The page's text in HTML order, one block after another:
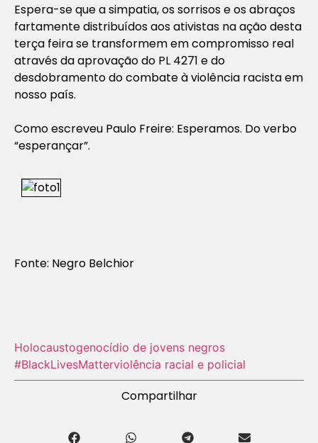
Espera-se que a simpatia, os sorrisos e os abraços
fartamente distribuídos aos ativistas na ação desta
terça feira se transformem em compromisso real
através da aprovação do PL 4271 e do
desdobramento do combate à violência racista em
nosso país.
Como escreveu Paulo Freire: Esperamos. Do verbo
“esperançar”.
Fonte: Negro Belchior
Holocausto‬genocídio de jovens negros
#BlackLivesMatterviolência racial e policial
Compartilhar